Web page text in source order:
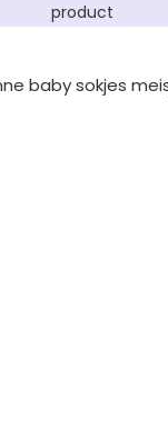
product
baby sokjes